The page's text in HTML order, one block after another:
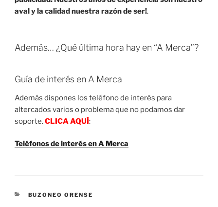
aval y la calidad nuestra razón de ser!.
Además… ¿Qué última hora hay en “A Merca”?
Guía de interés en A Merca
Además dispones los teléfono de interés para
altercados varios o problema que no podamos dar
soporte.CLICA AQUÍ:
Teléfonos de interés en A Merca
CATEGORIES
BUZONEO ORENSE